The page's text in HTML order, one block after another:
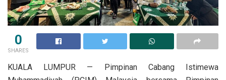
0
SHARES
KUALA LUMPUR — Pimpinan Cabang Istimewa